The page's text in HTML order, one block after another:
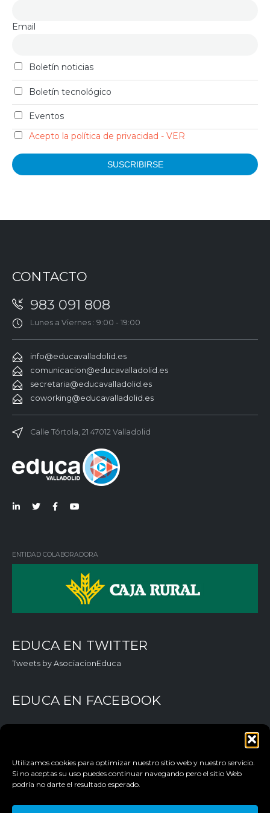
Utilizamos cookies para optimizar nuestro sitio web y nuestro servicio.
Si no aceptas su uso puedes continuar navegando pero el sitio Web
podría no darte el resultado esperado.
Email
Boletín noticias
Boletín tecnológico
Eventos
Acepto la política de privacidad - VER
CONTACTO
983 091 808
Lunes a Viernes : 9:00 - 19:00
info@educavalladolid.es
comunicacion@educavalladolid.es
secretaria@educavalladolid.es
coworking@educavalladolid.es
Calle Tórtola, 21 47012 Valladolid
ENTIDAD COLABORADORA
EDUCA EN TWITTER
Tweets by AsociacionEduca
EDUCA EN FACEBOOK